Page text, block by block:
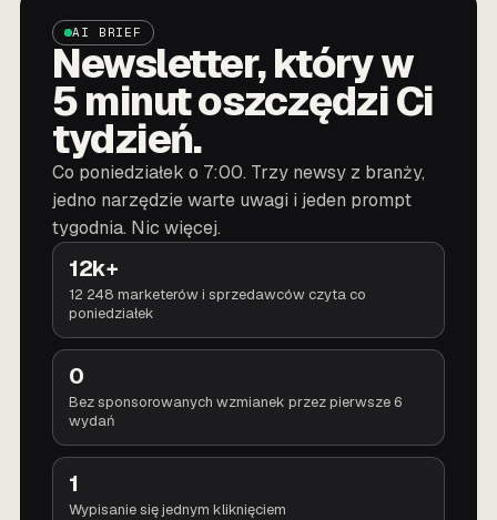
AI BRIEF
Newsletter, który w
5 minut oszczędzi Ci
tydzień.
Co poniedziałek o 7:00. Trzy newsy z branży,
jedno narzędzie warte uwagi i jeden prompt
tygodnia. Nic więcej.
12k+
12 248 marketerów i sprzedawców czyta co
poniedziałek
0
Bez sponsorowanych wzmianek przez pierwsze 6
wydań
1
Wypisanie się jednym kliknięciem